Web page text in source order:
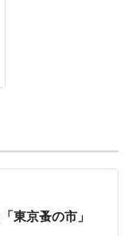
東京蚤の市」